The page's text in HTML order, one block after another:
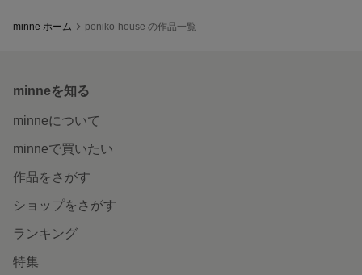
minne ホーム poniko-house の作品一覧
minneを知る
minneについて
minneで買いたい
作品をさがす
ショップをさがす
ランキング
特集